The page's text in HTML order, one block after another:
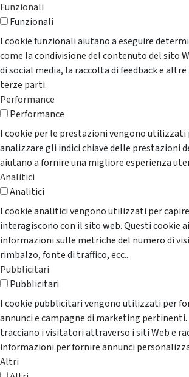
Funzionali
Funzionali
I cookie funzionali aiutano a eseguire
come la condivisione del contenuto del sito
di social media, la raccolta di feedback e
terze parti.
Performance
Performance
I cookie per le prestazioni vengono utilizzati
analizzare gli indici chiave delle prestazioni
aiutano a fornire una migliore esperienza
Analitici
Analitici
I cookie analitici vengono utilizzati per
interagiscono con il sito web. Questi cookie
informazioni sulle metriche del numero di
rimbalzo, fonte di traffico, ecc..
Pubblicitari
Pubblicitari
I cookie pubblicitari vengono utilizzati per
annunci e campagne di marketing pertinenti.
tracciano i visitatori attraverso i siti Web e
informazioni per fornire annunci
Altri